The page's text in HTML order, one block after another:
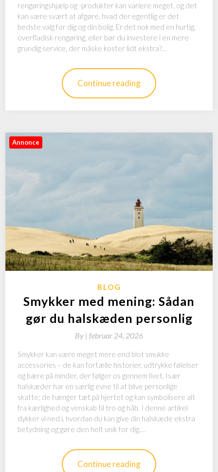
rengøringshjælp og -produkter kan variere meget, og det
kan være svært at afgøre, hvad der egentlig er det
bedste valg for dig og din bolig. Er det nok med en hurtig,
overfladisk rengøring, eller bør du investere i en mere
grundig service, der måske koster lidt ekstra?…
Continue reading
Annonce
BLOG
Smykker med mening: Sådan
gør du halskæden personlig
By | februar 24, 2026
Smykker kan være meget mere end blot smukke
accessories – de kan fortælle historier, udtrykke følelser
og bære på minder, der følger os gennem livet. Især
halskæder har en særlig evne til at blive personlige
skatte; de hænger tæt på hjertet og kan symbolisere alt
fra kærlighed og venskab til tro og håb. I denne artikel
dykker vi ned i, hvordan du kan give din halskæde ekstra
betydning og gøre den helt unik for dig.…
Continue reading